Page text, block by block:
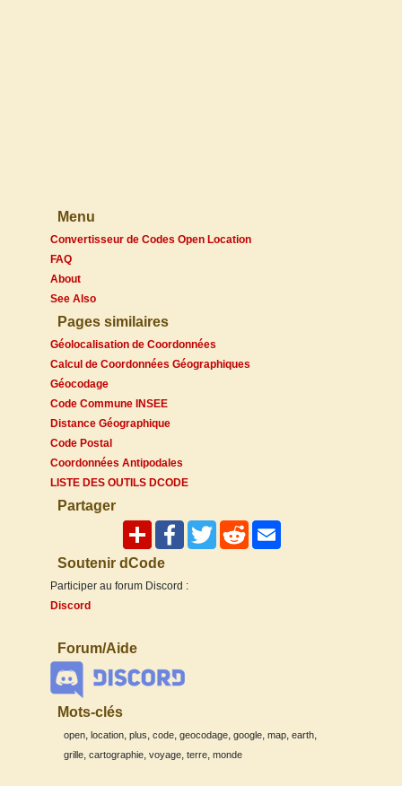
Menu
Convertisseur de Codes Open Location
FAQ
About
See Also
Pages similaires
Géolocalisation de Coordonnées
Calcul de Coordonnées Géographiques
Géocodage
Code Commune INSEE
Distance Géographique
Code Postal
Coordonnées Antipodales
LISTE DES OUTILS DCODE
Partager
Soutenir dCode
Participer au forum Discord :
Discord
Forum/Aide
Mots-clés
open location plus code geocodage google map earth
grille cartographie voyage terre monde